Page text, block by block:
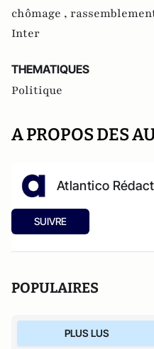
chômage ,
Inter
THEMATIQUES
Politique
A PROPOS DES
Atlantico
SUIVRE
POPULAIRES
PLUS LUS